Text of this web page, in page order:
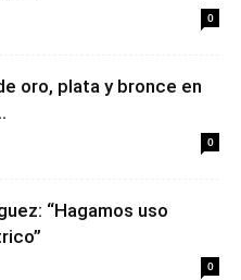
0
oro, plata y bronce en
0
“Hagamos uso
0